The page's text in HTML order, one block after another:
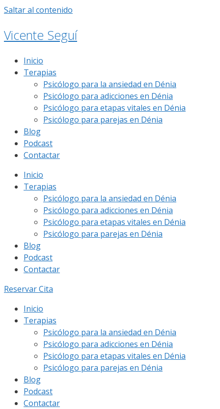
Saltar al contenido
Vicente Seguí
Inicio
Terapias
Psicólogo para la ansiedad en Dénia
Psicólogo para adicciones en Dénia
Psicólogo para etapas vitales en Dénia
Psicólogo para parejas en Dénia
Blog
Podcast
Contactar
Inicio
Terapias
Psicólogo para la ansiedad en Dénia
Psicólogo para adicciones en Dénia
Psicólogo para etapas vitales en Dénia
Psicólogo para parejas en Dénia
Blog
Podcast
Contactar
Reservar Cita
Inicio
Terapias
Psicólogo para la ansiedad en Dénia
Psicólogo para adicciones en Dénia
Psicólogo para etapas vitales en Dénia
Psicólogo para parejas en Dénia
Blog
Podcast
Contactar